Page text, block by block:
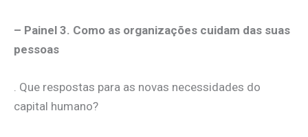
– Painel 3. Como as organizações cuidam das suas
pessoas
. Que respostas para as novas necessidades do
capital humano?